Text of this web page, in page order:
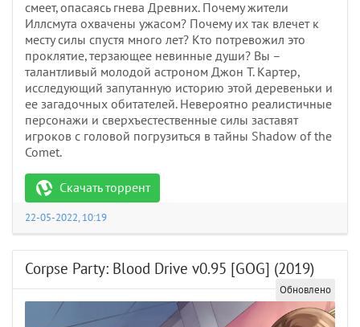
смеет, опасаясь гнева Древних. Почему жители
Иллсмута охвачены ужасом? Почему их так влечет к
месту силы спустя много лет? Кто потревожил это
проклятие, терзающее невинные души? Вы –
талантливый молодой астроном Джон Т. Картер,
исследующий запутанную историю этой деревеньки и
ее загадочных обитателей. Невероятно реалистичные
персонажи и сверхъестественные силы заставят
игроков с головой погрузиться в тайны Shadow of the
Comet.
Скачать торрент
22-05-2022, 10:19
Corpse Party: Blood Drive v0.95 [GOG] (2019)
Обновлено